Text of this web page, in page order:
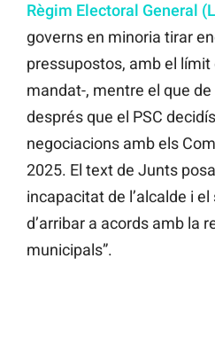
Règim Electoral General
governs en minoria tirar
pressupostos, amb el límit
mandat-, mentre el que
després que el PSC
negociacions amb els
2025. El text de Junts
incapacitat de l’alcalde i
d’arribar a acords amb la
municipals”.